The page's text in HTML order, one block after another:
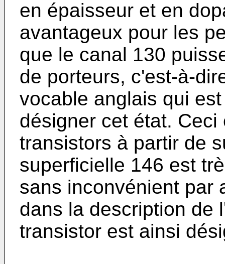
en épaisseur et en
avantageux pour les
que le canal 130
de porteurs, c'est-à-
vocable anglais qui
désigner cet état.
transistors à partir de
superficielle 146 est
sans inconvénient par
dans la description de
transistor est ainsi